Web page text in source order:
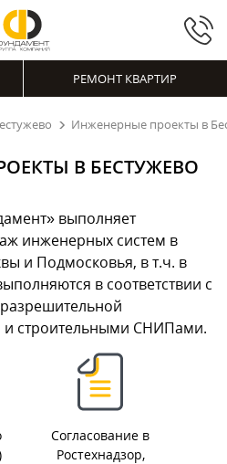
РЕМОНТ КВАРТИР
Инженерные проекты в
В БЕСТУЖЕВО
выполняет
инженерных систем в
и Подмосковья, в т.ч. в
в соответствии с
и строительными СНИПами.
Согласование в
Ростехнадзор,